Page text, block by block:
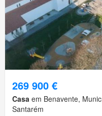
269 900 €
Casa em Benavente,
Santarém